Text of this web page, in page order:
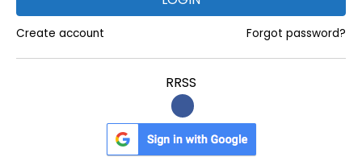
Create account Forgot password?
RRSS